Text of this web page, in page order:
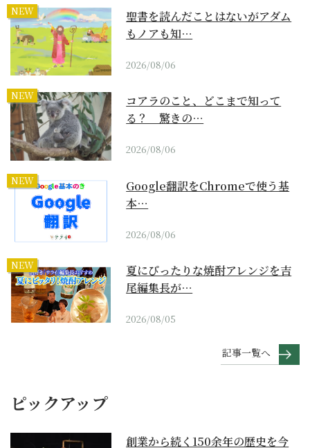
NEW
聖書を読んだことはないがアダム
もノアも知…
2026/08/06
NEW
コアラのこと、どこまで知って
る？ 驚きの…
2026/08/06
NEW
Google翻訳をChromeで使う基
本…
2026/08/06
NEW
夏にぴったりな焼酎アレンジを吉
尾編集長が…
2026/08/05
記事一覧へ
ピックアップ
創業から続く150余年の歴史を今